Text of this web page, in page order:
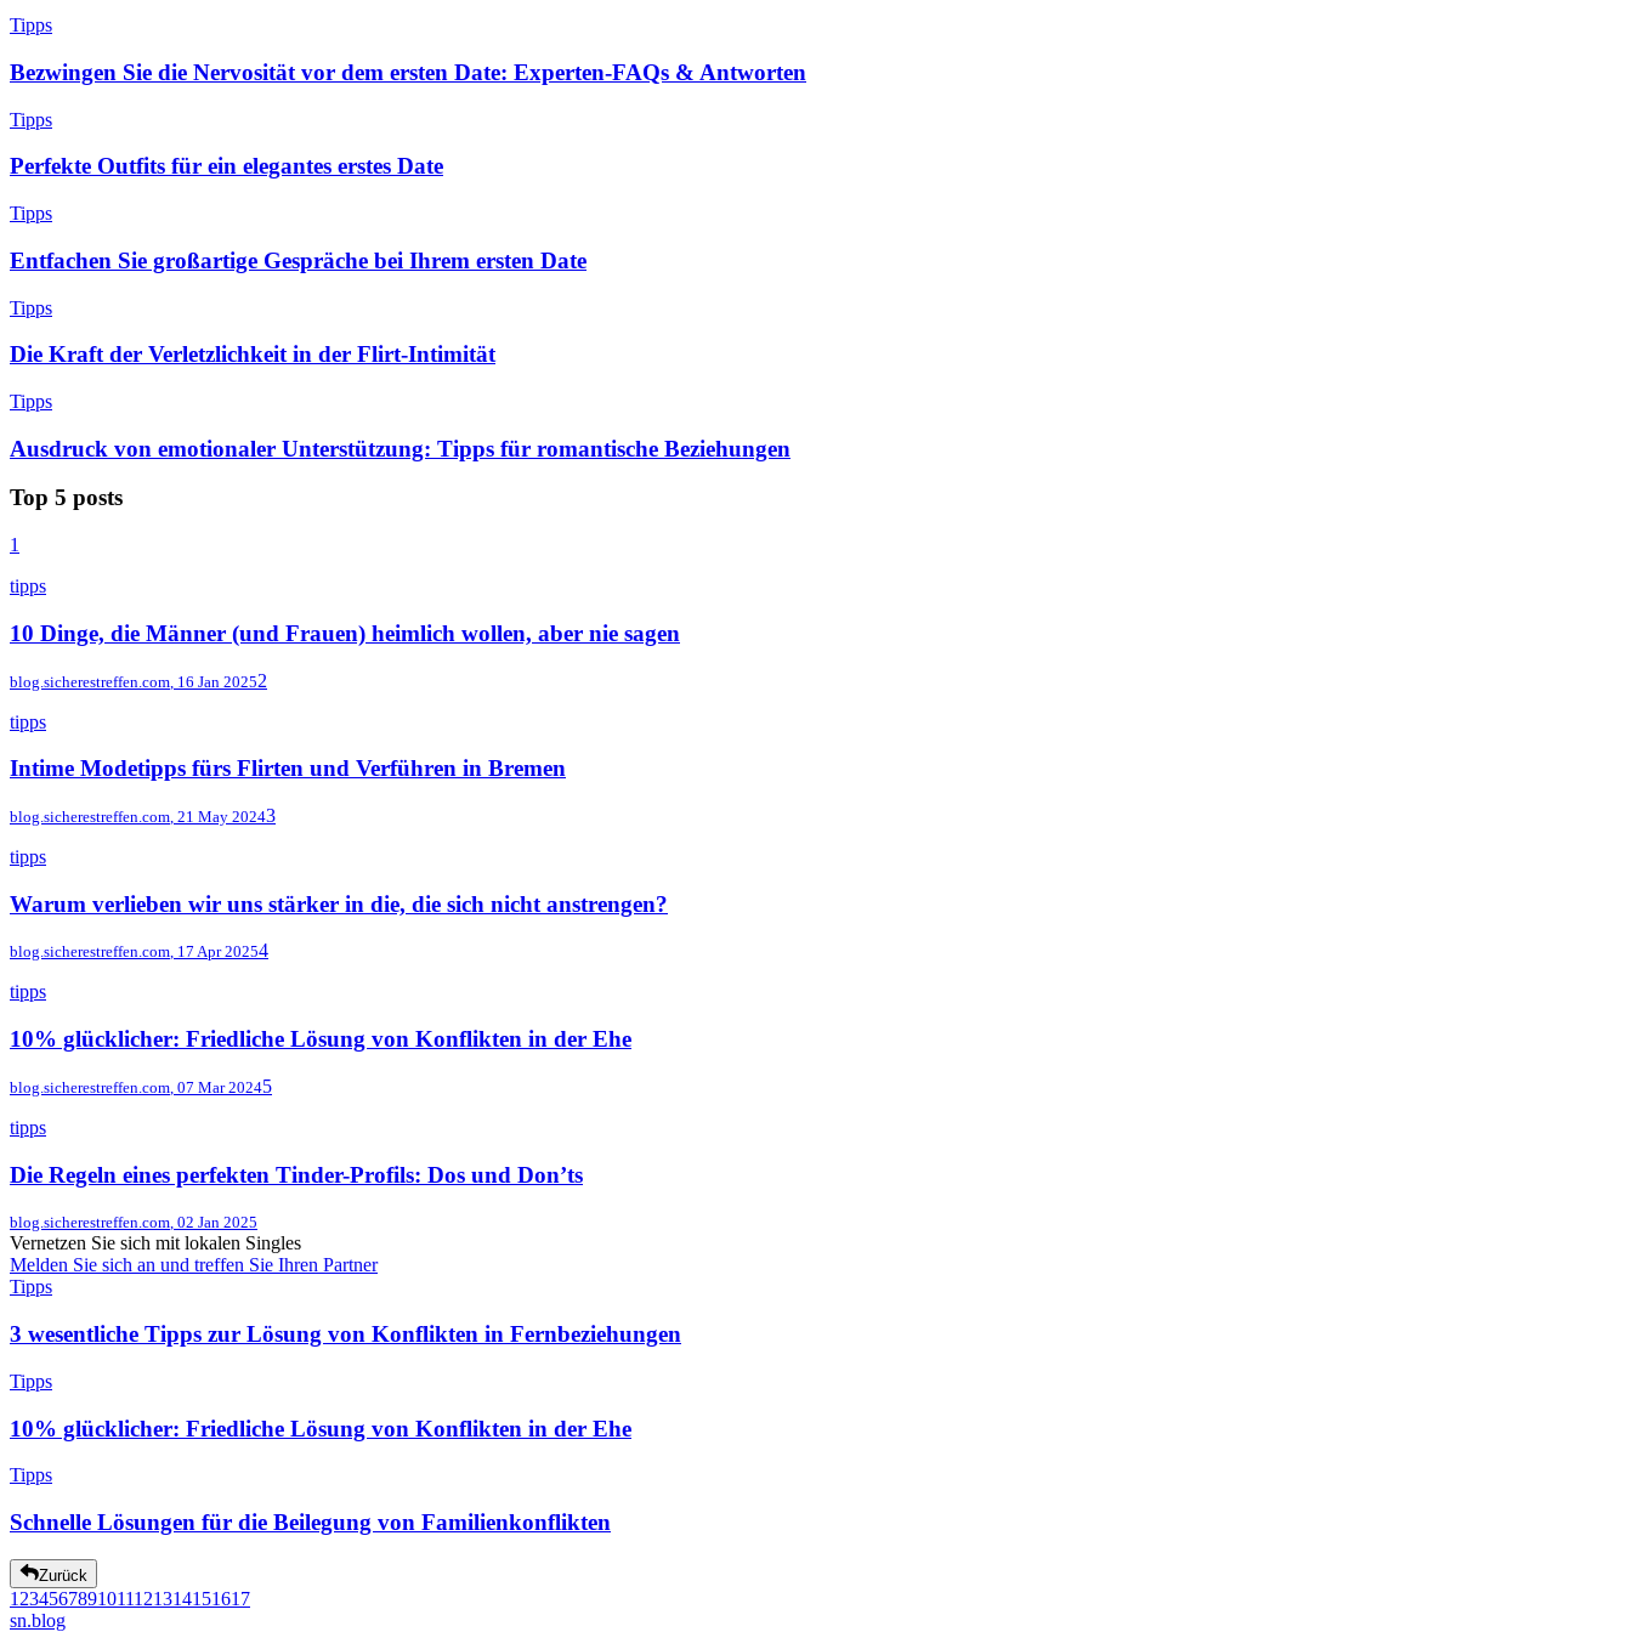
Tipps
Bezwingen Sie die Nervosität vor dem ersten Date: Experten-FAQs & Antworten
Tipps
Perfekte Outfits für ein elegantes erstes Date
Tipps
Entfachen Sie großartige Gespräche bei Ihrem ersten Date
Tipps
Die Kraft der Verletzlichkeit in der Flirt-Intimität
Tipps
Ausdruck von emotionaler Unterstützung: Tipps für romantische Beziehungen
Top 5 posts
1
tipps
10 Dinge, die Männer (und Frauen) heimlich wollen, aber nie sagen
blog.sicherestreffen.com 16 Jan 20252
tipps
Intime Modetipps fürs Flirten und Verführen in Bremen
blog.sicherestreffen.com, 21 May 20243
tipps
Warum verlieben wir uns stärker in die, die sich nicht anstrengen?
blog.sicherestreffen.com, 17 Apr 20254
tipps
10% glücklicher: Friedliche Lösung von Konflikten in der Ehe
blog.sicherestreffen.com 07 Mar 20245
tipps
Die Regeln eines perfekten Tinder-Profils: Dos und Don’ts
blog.sicherestreffen.com, 02 Jan 2025
Vernetzen Sie sich mit lokalen Singles
Melden Sie sich an und treffen Sie Ihren Partner
Tipps
3 wesentliche Tipps zur Lösung von Konflikten in Fernbeziehungen
Tipps
10% glücklicher: Friedliche Lösung von Konflikten in der Ehe
Tipps
Schnelle Lösungen für die Beilegung von Familienkonflikten
Zurück
1 234567891011121314151617
sn.blog